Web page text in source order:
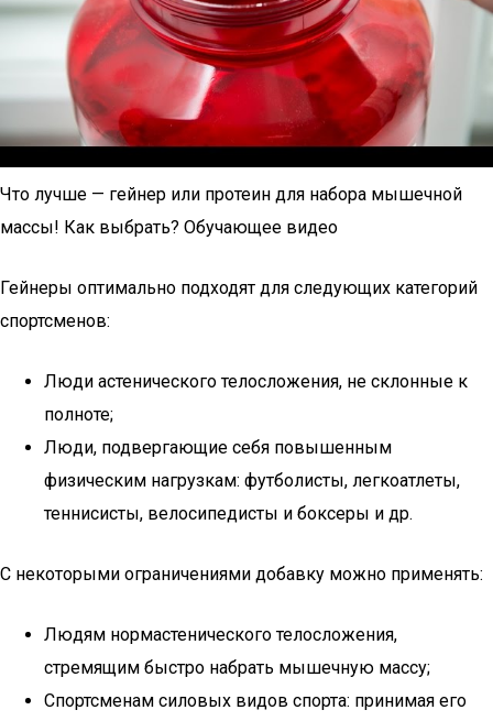
Что лучше — гейнер или протеин для набора мышечной
массы! Как выбрать? Обучающее видео
Гейнеры оптимально подходят для следующих категорий
спортсменов:
Люди астенического телосложения, не склонные к
полноте;
Люди, подвергающие себя повышенным
физическим нагрузкам: футболисты, легкоатлеты,
теннисисты, велосипедисты и боксеры и др.
С некоторыми ограничениями добавку можно применять:
Людям нормастенического телосложения,
стремящим быстро набрать мышечную массу;
Спортсменам силовых видов спорта: принимая его